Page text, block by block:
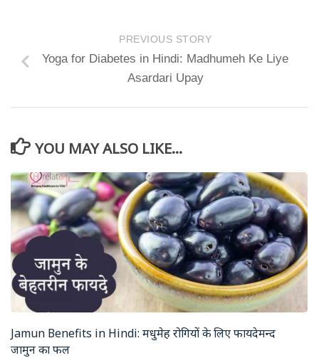
PREVIOUS STORY
Yoga for Diabetes in Hindi: Madhumeh Ke Liye
Asardari Upay
YOU MAY ALSO LIKE...
Jamun Benefits in Hindi: मधुमेह रोगियों के लिए फायदेमन्द
जामुन का फल